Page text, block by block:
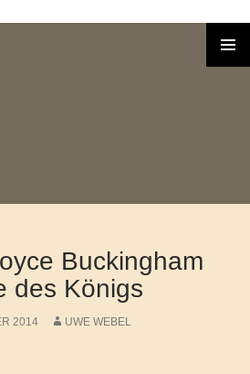
Buckingham
des Königs
2014 UWE WEBEL